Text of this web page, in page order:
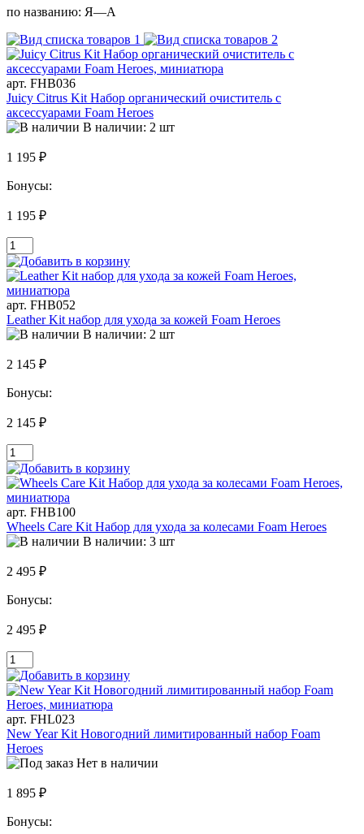
по названию: Я—А
арт. FHB036
Juicy Citrus Kit Набор органический очиститель c
аксессуарами Foam Heroes
В наличии: 2 шт
1 195 ₽
Бонусы:
1 195 ₽
арт. FHB052
Leather Kit набор для ухода за кожей Foam Heroes
В наличии: 2 шт
2 145 ₽
Бонусы:
2 145 ₽
арт. FHB100
Wheels Care Kit Набор для ухода за колесами Foam Heroes
В наличии: 3 шт
2 495 ₽
Бонусы:
2 495 ₽
арт. FHL023
New Year Kit Новогодний лимитированный набор Foam
Heroes
Нет в наличии
1 895 ₽
Бонусы: